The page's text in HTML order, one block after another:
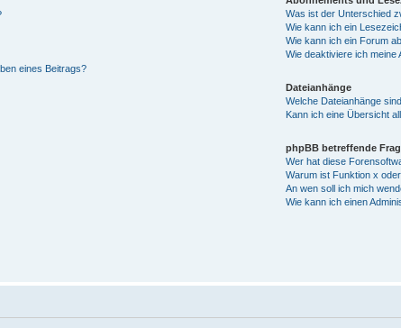
eines Beitrags?
Was ist der Unterschied
Wie kann ich ein
Wie kann ich ein Forum
Wie deaktiviere ich meine
Dateianhänge
Welche Dateianhänge
Kann ich eine Übersicht
phpBB betreffende
Wer hat diese
Warum ist Funktion x
An wen soll ich mich
Wie kann ich einen